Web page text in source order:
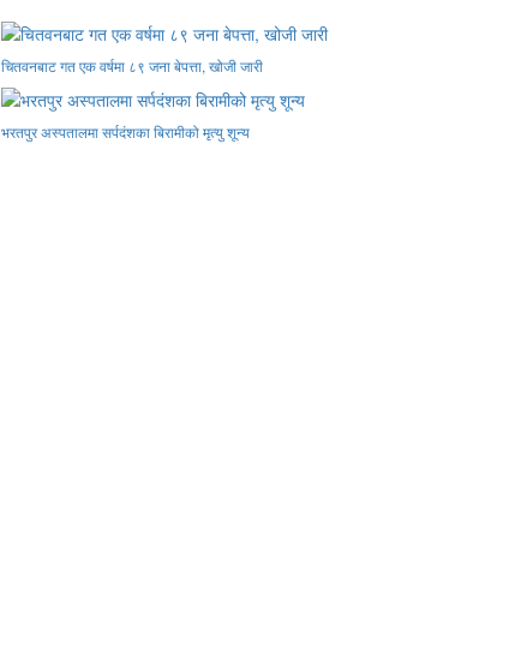
चितवनबाट गत एक वर्षमा ८९ जना बेपत्ता, खोजी जारी
भरतपुर अस्पतालमा सर्पदंशका बिरामीको मृत्यु शून्य